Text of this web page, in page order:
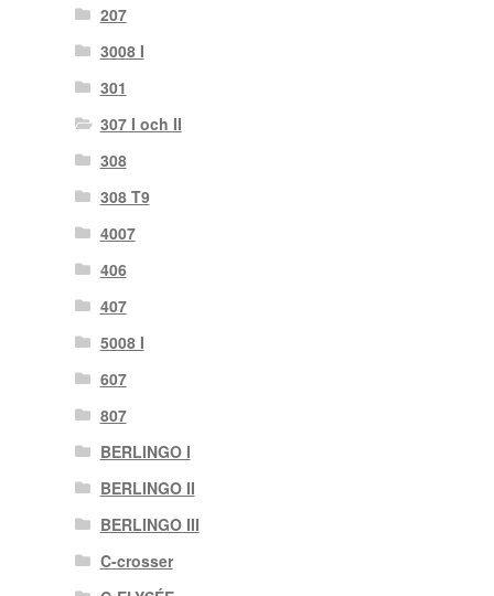
207
3008 I
301
307 I och II
308
308 T9
4007
406
407
5008 I
607
807
BERLINGO I
BERLINGO II
BERLINGO III
C-crosser